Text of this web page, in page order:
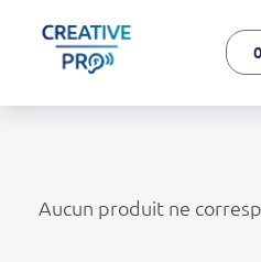
Aucun produit ne